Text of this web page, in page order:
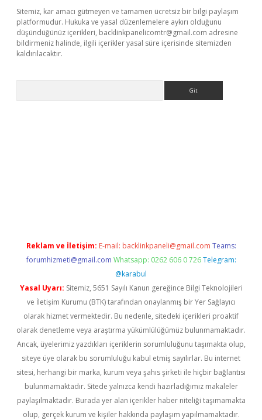
Sitemiz, kar amacı gütmeyen ve tamamen ücretsiz bir bilgi paylaşım
platformudur. Hukuka ve yasal düzenlemelere aykırı olduğunu
düşündüğünüz içerikleri, backlinkpanelicomtr@gmail.com adresine
bildirmeniz halinde, ilgili içerikler yasal süre içerisinde sitemizden
kaldırılacaktır.
Reklam ve İletişim: E-mail: backlinkpaneli@gmail.com Teams:
forumhizmeti@gmail.com Whatsapp: 0262 606 0 726 Telegram:
@karabul
Yasal Uyarı: Sitemiz, 5651 Sayılı Kanun gereğince Bilgi Teknolojileri
ve İletişim Kurumu (BTK) tarafından onaylanmış bir Yer Sağlayıcı
olarak hizmet vermektedir. Bu nedenle, sitedeki içerikleri proaktif
olarak denetleme veya araştırma yükümlülüğümüz bulunmamaktadır.
Ancak, üyelerimiz yazdıkları içeriklerin sorumluluğunu taşımakta olup,
siteye üye olarak bu sorumluluğu kabul etmiş sayılırlar. Bu internet
sitesi, herhangi bir marka, kurum veya şahıs şirketi ile hiçbir bağlantısı
bulunmamaktadır. Sitede yalnızca kendi hazırladığımız makaleler
paylaşılmaktadır. Burada yer alan içerikler haber niteliği taşımamakta
olup, gerçek kurum ve kişiler hakkında paylaşım yapılmamaktadır.